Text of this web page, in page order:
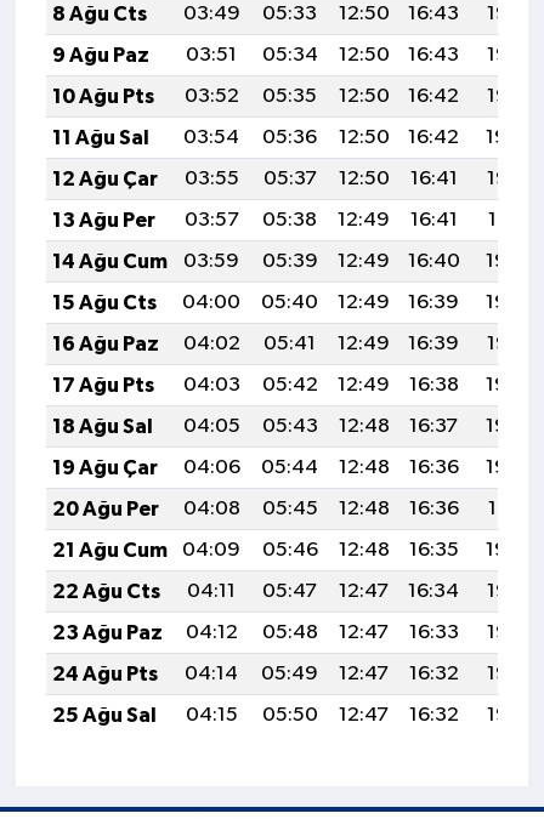
8 Ağu Cts
03:49 05:33 12:50 16:43
19:58
9 Ağu Paz
03:51 05:34 12:50 16:43
19:56
10 Ağu Pts
03:52 05:35 12:50 16:42
19:55
11 Ağu Sal
03:54 05:36 12:50 16:42
19:54
12 Ağu Çar
03:55 05:37 12:50 16:41
19:52
13 Ağu Per
03:57 05:38 12:49 16:41
19:51
14 Ağu Cum
03:59 05:39 12:49 16:40
19:50
15 Ağu Cts
04:00 05:40 12:49 16:39
19:48
16 Ağu Paz
04:02 05:41 12:49 16:39
19:47
17 Ağu Pts
04:03 05:42 12:49 16:38
19:45
18 Ağu Sal
04:05 05:43 12:48 16:37
19:44
19 Ağu Çar
04:06 05:44 12:48 16:36
19:42
20 Ağu Per
04:08 05:45 12:48 16:36
19:41
21 Ağu Cum
04:09 05:46 12:48 16:35
19:39
22 Ağu Cts
04:11 05:47 12:47 16:34
19:38
23 Ağu Paz
04:12 05:48 12:47 16:33
19:36
24 Ağu Pts
04:14 05:49 12:47 16:32
19:35
25 Ağu Sal
04:15 05:50 12:47 16:32 19:33